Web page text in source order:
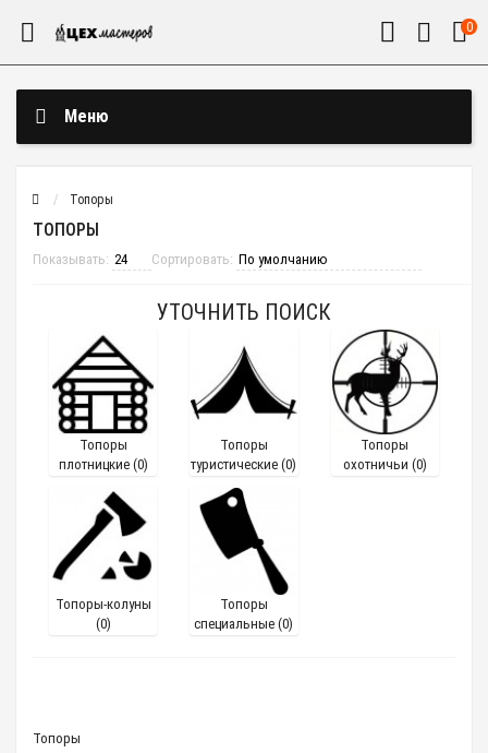
0
Меню
Топоры
ТОПОРЫ
Показывать: Сортировать:
УТОЧНИТЬ ПОИСК
Топоры
плотницкие (0)
Топоры
туристические (0)
Топоры
охотничьи (0)
Топоры-колуны
(0)
Топоры
специальные (0)
Топоры